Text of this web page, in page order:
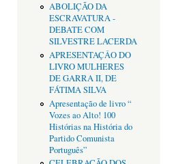
ABOLIÇÃO DA
ESCRAVATURA -
DEBATE COM
SILVESTRE LACERDA
APRESENTAÇÂO DO
LIVRO MULHERES
DE GARRA II, DE
FÁTIMA SILVA
Apresentação de livro “
Vozes ao Alto! 100
Histórias na História do
Partido Comunista
Português”